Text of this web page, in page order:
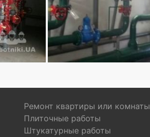
Ремонт квартиры или комнаты
Плиточные работы
Штукатурные работы